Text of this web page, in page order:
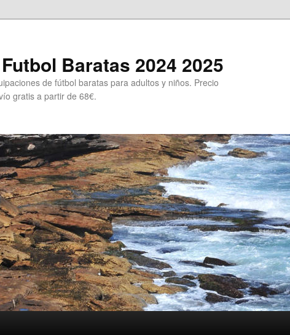
Baratas 2024 2025
de fútbol baratas para adultos y niños. Precio
gratis a partir de 68€.